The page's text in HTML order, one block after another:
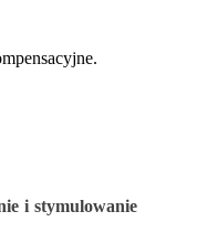
i stymulowanie